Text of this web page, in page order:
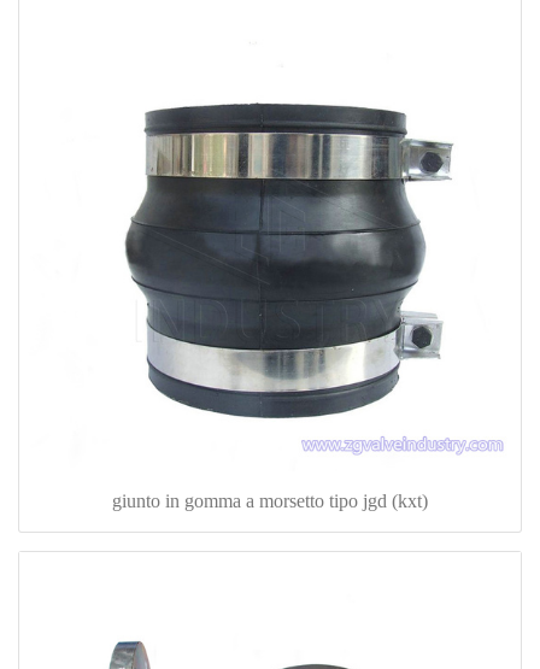
giunto in gomma a morsetto tipo jgd (kxt)